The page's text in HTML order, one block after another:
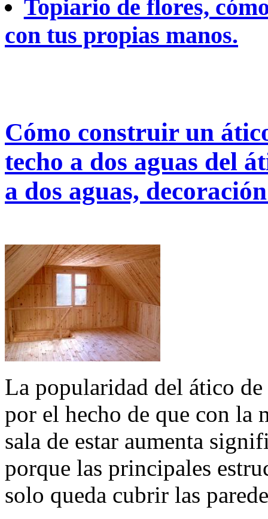
Topiario de flores,
con tus propias manos.
Cómo construir un
techo a dos aguas del
a dos aguas,
La popularidad del ático
por el hecho de que con la
sala de estar aumenta
porque las principales
solo queda cubrir las